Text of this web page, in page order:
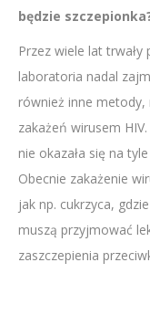
będzie
Przez wiele lat
laboratoria nadal
również inne
zakażeń wirusem
nie okazała się na
Obecnie zakażenie
jak np. cukrzyca,
muszą przyjmować
zaszczepienia